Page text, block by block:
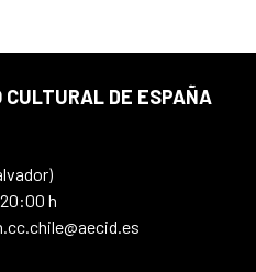
CULTURAL DE ESPAÑA
h